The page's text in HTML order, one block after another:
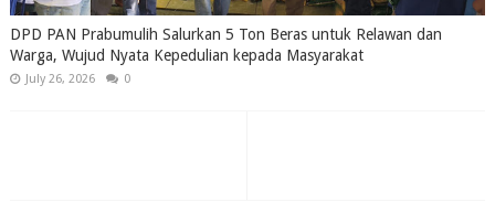
DPD PAN Prabumulih Salurkan 5 Ton Beras untuk Relawan dan
Warga, Wujud Nyata Kepedulian kepada Masyarakat
July 26, 2026 0